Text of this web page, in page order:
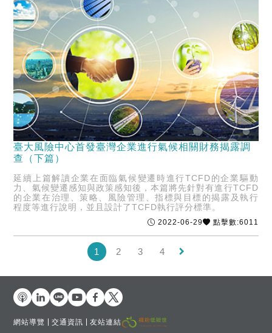
臺大風險中心首發臺灣企業進行氣候相關財務揭露調
查（下篇）
延續上篇解讀企業在面臨氣候變遷時進行TCFD的企業驅動
力、氣候變遷感知與政策感知後，本篇將先針對有進行TCFD
的企業在治理、策略、風險管理、指標與目標的揭露及執行
程度等進行說明，並且設計了TCFD執行評分標準。
2022-06-29 點擊數:6011
1 2 3 4 keyboard_arrow_right
網站導覽 交通資訊 友站連結